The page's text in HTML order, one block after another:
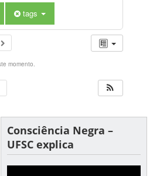
tags
momento.
Consciência Negra –
UFSC explica